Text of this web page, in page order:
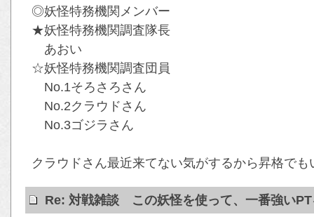
◎妖怪特務機関メンバー
★妖怪特務機関調査隊長
あおい
☆妖怪特務機関調査団員
No.1そろさろさん
No.2クラウドさん
No.3ゴジラさん
クラウドさん最近来てない気がするから昇格で
Re: 対戦雑談 この妖怪を使って、一番強い